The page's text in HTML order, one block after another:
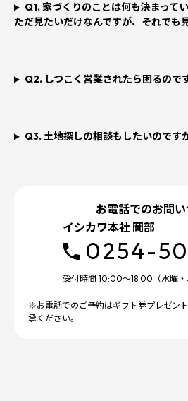
Q1. 家づくりのことは何も決まって
ただ見たいだけなんですが、それでも
Q2. しつこく営業されたら困るので
Q3. 土地探しの相談もしたいのです
お電話でのお問
イシカワ本社 岡部
0254-
受付時間 10:00～18:00（水曜・
※お電話でのご予約はギフト券プレゼン
承ください。